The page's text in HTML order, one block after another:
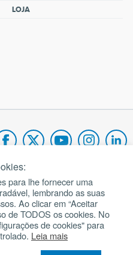
LOJA
II
para lhe fornecer uma
lembrando as suas
Ao clicar em “Aceitar
de TODOS os cookies. No
de cookies" para
Leia mais